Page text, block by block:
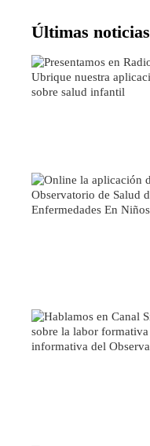
Últimas noticias